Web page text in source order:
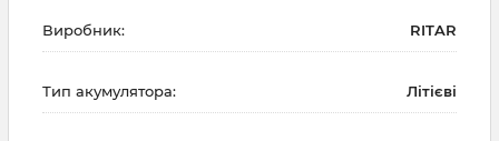
Виробник: RITAR
Тип акумулятора: Літієві